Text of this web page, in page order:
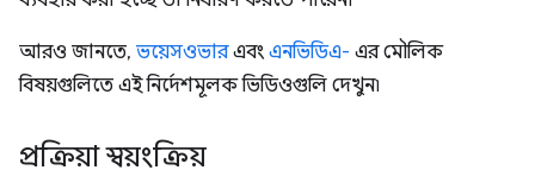
আরও জানতে, ভয়েসওভারএবং এনভিডিএ- এর মৌলিক
বিষয়গুলিতে এই নির্দেশমূলক ভিডিওগুলি দেখুন৷
প্রক্রিয়া স্বয়ংক্রিয়